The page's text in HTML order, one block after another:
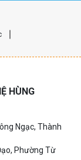
HÙNG
Ngạc, Thành
Phường Từ